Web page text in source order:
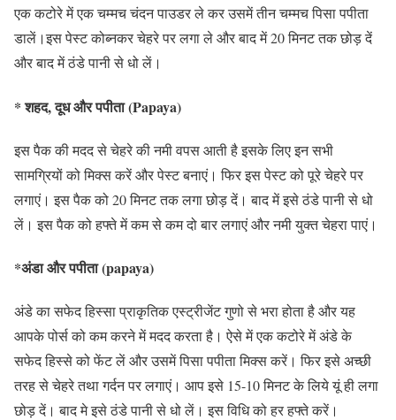
एक कटोरे में एक चम्‍मच चंदन पाउडर ले कर उसमें तीन चम्‍मच पिसा पपीता
डालें।इस पेस्ट कोब्नकर चेहरे पर लगा ले और बाद में 20 मिनट तक छोड़ दें
और बाद में ठंडे पानी से धो लें।
* शहद, दूध और पपीता (Papaya)
इस पैक की मदद से चेहरे की नमी वपस आती है इसके लिए इन सभी
सामग्रियों को मिक्‍स करें और पेस्‍ट बनाएं। फिर इस पेस्‍ट को पूरे चेहरे पर
लगाएं। इस पैक को 20 मिनट तक लगा छोड़ दें। बाद में इसे ठंडे पानी से धो
लें। इस पैक को हफ्ते में कम से कम दो बार लगाएं और नमी युक्‍त चेहरा पाएं।
*अंडा और पपीता (papaya)
अंडे का सफेद हिस्‍सा प्राकृतिक एस्‍ट्रीजेंट गुणो से भरा होता है और यह
आपके पोर्स को कम करने में मदद करता है। ऐसे में एक कटोरे में अंडे के
सफेद हिस्‍से को फेंट लें और उसमें पिसा पपीता मिक्‍स करें। फिर इसे अच्‍छी
तरह से चेहरे तथा गर्दन पर लगाएं। आप इसे 15-10 मिनट के लिये यूं ही लगा
छोड़ दें। बाद मे इसे ठंडे पानी से धो लें। इस विधि को हर हफ्ते करें।